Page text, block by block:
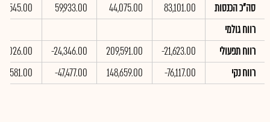
סה"כ הכנסות
83,101.00
44,075.00
59,933.00
רווח גולמי
רווח תפעולי
-21,623.00
209,591.00
-24,346.00
רווח נקי
-76,117.00
148,659.00
-47,477.00
51,581.00